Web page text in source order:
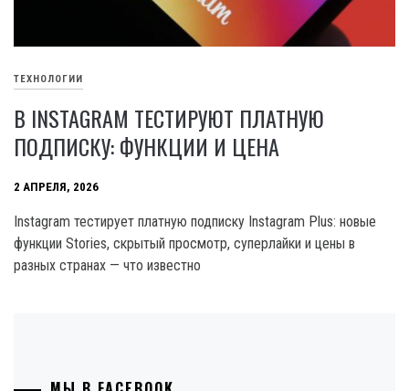
ТЕХНОЛОГИИ
В INSTAGRAM ТЕСТИРУЮТ ПЛАТНУЮ
ПОДПИСКУ: ФУНКЦИИ И ЦЕНА
2 АПРЕЛЯ, 2026
Instagram тестирует платную подписку Instagram Plus: новые
функции Stories, скрытый просмотр, суперлайки и цены в
разных странах — что известно